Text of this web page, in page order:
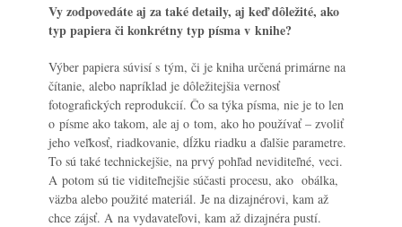
Vy zodpovedáte aj za také detaily, aj keď dôležité, ako
typ papiera či konkrétny typ písma v knihe?
Výber papiera súvisí s tým, či je kniha určená primárne na
čítanie, alebo napríklad je dôležitejšia vernosť
fotografických reprodukcií. Čo sa týka písma, nie je to len
o písme ako takom, ale aj o tom, ako ho používať – zvoliť
jeho veľkosť, riadkovanie, dĺžku riadku a ďalšie parametre.
To sú také technickejšie, na prvý pohľad neviditeľné, veci.
A potom sú tie viditeľnejšie súčasti procesu, ako obálka,
väzba alebo použité materiál. Je na dizajnérovi, kam až
chce zájsť. A na vydavateľovi, kam až dizajnéra pustí.